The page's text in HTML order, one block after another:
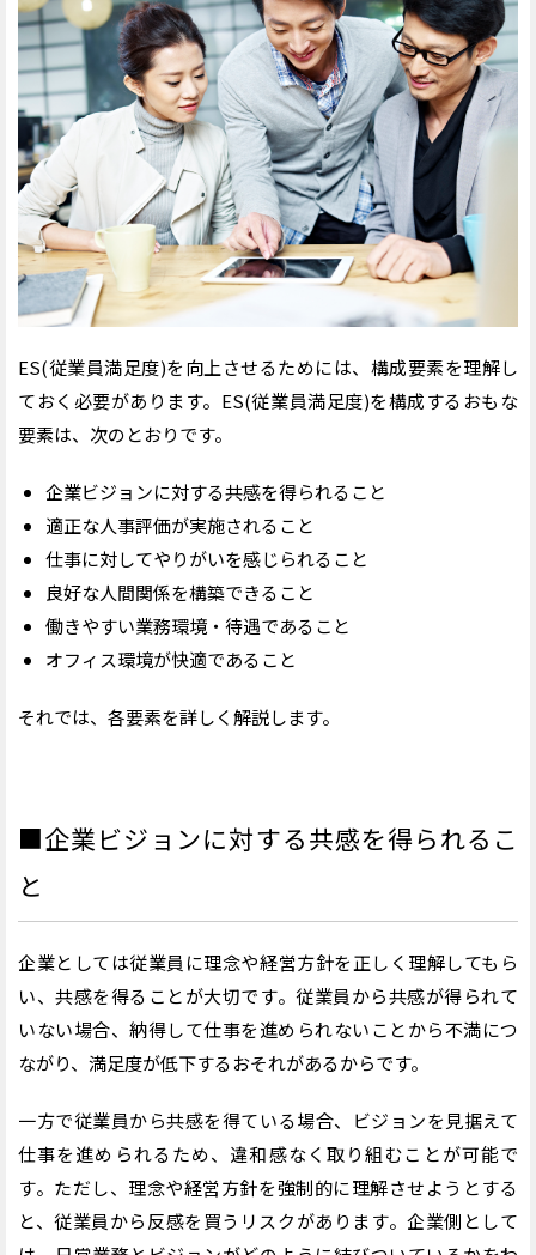
ES(従業員満足度)を向上させるためには、構成要素を理解し
ておく必要があります。ES(従業員満足度)を構成するおもな
要素は、次のとおりです。
企業ビジョンに対する共感を得られること
適正な人事評価が実施されること
仕事に対してやりがいを感じられること
良好な人間関係を構築できること
働きやすい業務環境・待遇であること
オフィス環境が快適であること
それでは、各要素を詳しく解説します。
■企業ビジョンに対する共感を得られるこ
と
企業としては従業員に理念や経営方針を正しく理解してもら
い、共感を得ることが大切です。従業員から共感が得られて
いない場合、納得して仕事を進められないことから不満につ
ながり、満足度が低下するおそれがあるからです。
一方で従業員から共感を得ている場合、ビジョンを見据えて
仕事を進められるため、違和感なく取り組むことが可能で
す。ただし、理念や経営方針を強制的に理解させようとする
と、従業員から反感を買うリスクがあります。企業側として